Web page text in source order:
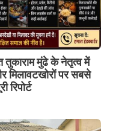
तुकाराम मुंढे के नेतृत्व में
मिलावटखोरों पर सबसे
रिपोर्ट